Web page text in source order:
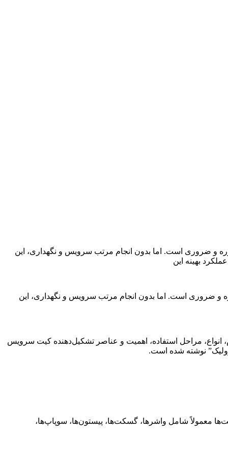
و ضروری است. اما بدون انجام مرتب سرویس و نگهداری، این
بهینه این
و ضروری است. اما بدون انجام مرتب سرویس و نگهداری، این
انواع، مراحل استفاده، اهمیت و عناصر تشکیل‌دهنده کیت سرویس
نوشته شده است.
معمولاً شامل واشرها، گسکت‌ها، پیستون‌ها، سوپاپ‌ها،